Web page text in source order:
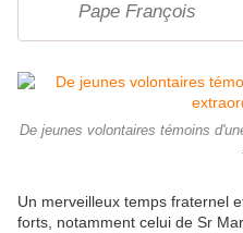
Pape François
De jeunes volontaires témoins
Un merveilleux temps fraternel
forts, notamment celui de Sr